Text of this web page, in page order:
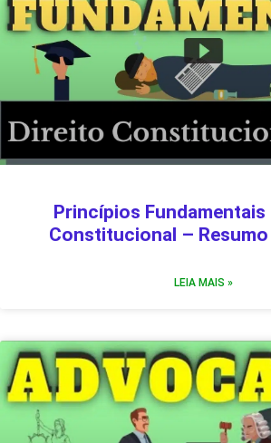
Princípios Fundamentais
Constitucional –
LEIA MAIS »